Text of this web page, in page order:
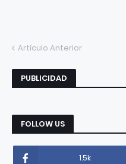
Artículo Anterior
PUBLICIDAD
FOLLOW US
1.5k